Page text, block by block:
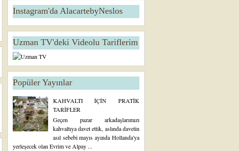
Instagram'da AlacartebyNeslos
Uzman TV'deki Videolu Tariflerim
Popüler Yayınlar
KAHVALTI İÇİN PRATİK
TARİFLER
Geçen pazar arkadaşlarımızı
kahvaltıya davet ettik, aslında davetin
asıl sebebi mayıs ayında Hollanda'ya
yerleşecek olan Evrim ve Alpay ...